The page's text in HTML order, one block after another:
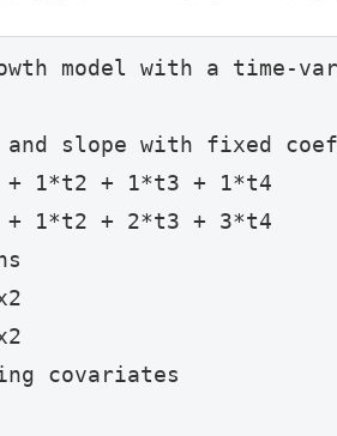
model with a time-
slope with fixed
1*t2 + 1*t3 + 1*t4
1*t2 + 2*t3 + 3*t4
covariates